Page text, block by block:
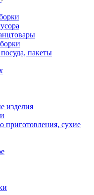
пакеты
изделия
приготовления, сухие